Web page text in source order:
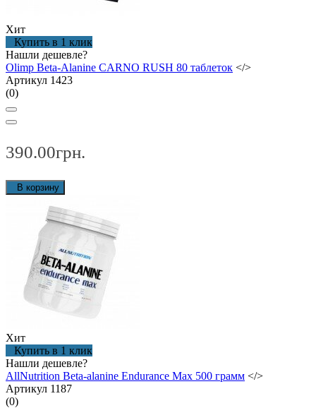
Хит
Купить в 1 клик
Нашли дешевле?
Olimp Beta-Alanine CARNO RUSH 80 таблеток </>
Артикул 1423
(0)
390.00грн.
В корзину
Хит
Купить в 1 клик
Нашли дешевле?
AllNutrition Beta-alanine Endurance Max 500 грамм </>
Артикул 1187
(0)